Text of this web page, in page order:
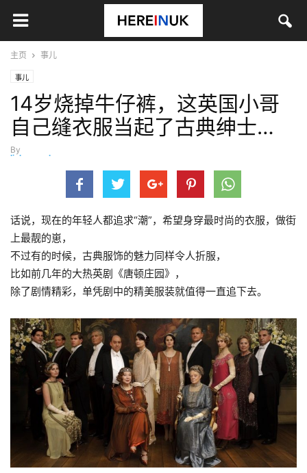
主页 事儿
事儿
14岁烧掉牛仔裤，这英国小哥
自己缝衣服当起了古典绅士…
By
lizhuangzhuang
话说，现在的年轻人都追求“潮”，希望身穿最时尚的衣服，做街
上最靓的崽，
不过有的时候，古典服饰的魅力同样令人折服，
比如前几年的大热英剧《唐顿庄园》，
除了剧情精彩，单凭剧中的精美服装就值得一直追下去。